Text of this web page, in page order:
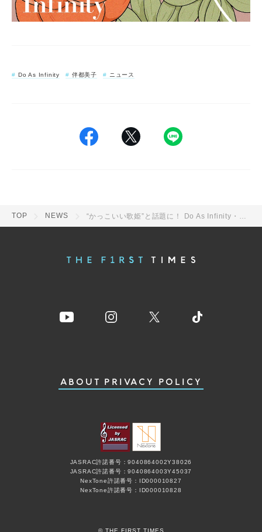
Do As Infinity 伴都美子 ニュース
TOP NEWS
ABOUT PRIVACY POLICY
JASRAC許諾番号：9040864002Y38026
JASRAC許諾番号：9040864003Y45037
NexTone許諾番号：ID000010827
NexTone許諾番号：ID000010828
© THE FIRST TIMES